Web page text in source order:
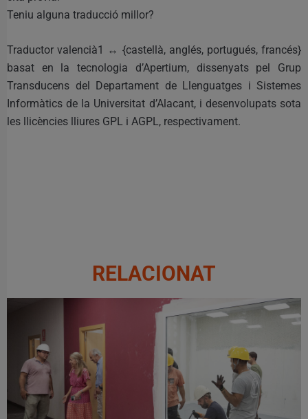
Teniu alguna traducció millor?
Traductor valencià1 ↔ {castellà, anglés, portugués, francés}
basat en la tecnologia d’Apertium, dissenyats pel Grup
Transducens del Departament de Llenguatges i Sistemes
Informàtics de la Universitat d’Alacant, i desenvolupats sota
les llicències lliures GPL i AGPL, respectivament.
RELACIONAT